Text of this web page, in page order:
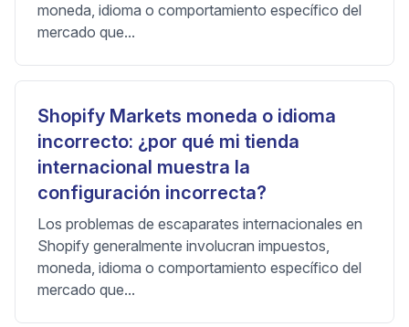
moneda, idioma o comportamiento específico del
mercado que...
Shopify Markets moneda o idioma
incorrecto: ¿por qué mi tienda
internacional muestra la
configuración incorrecta?
Los problemas de escaparates internacionales en
Shopify generalmente involucran impuestos,
moneda, idioma o comportamiento específico del
mercado que...